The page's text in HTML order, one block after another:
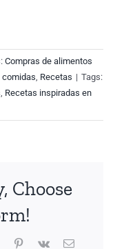
Compras de alimentos
comidas Recetas | Tags:
Recetas inspiradas en
Choose
TumblrPinterest
Vk Email